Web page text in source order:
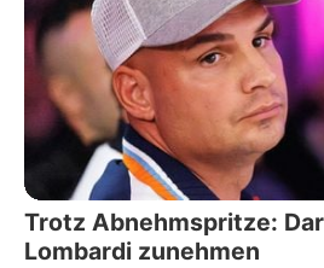
Trotz Abnehmspritze:
Lombardi zunehmen